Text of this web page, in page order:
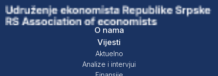
O nama
Vijesti
Aktuelno
Analize i intervjui